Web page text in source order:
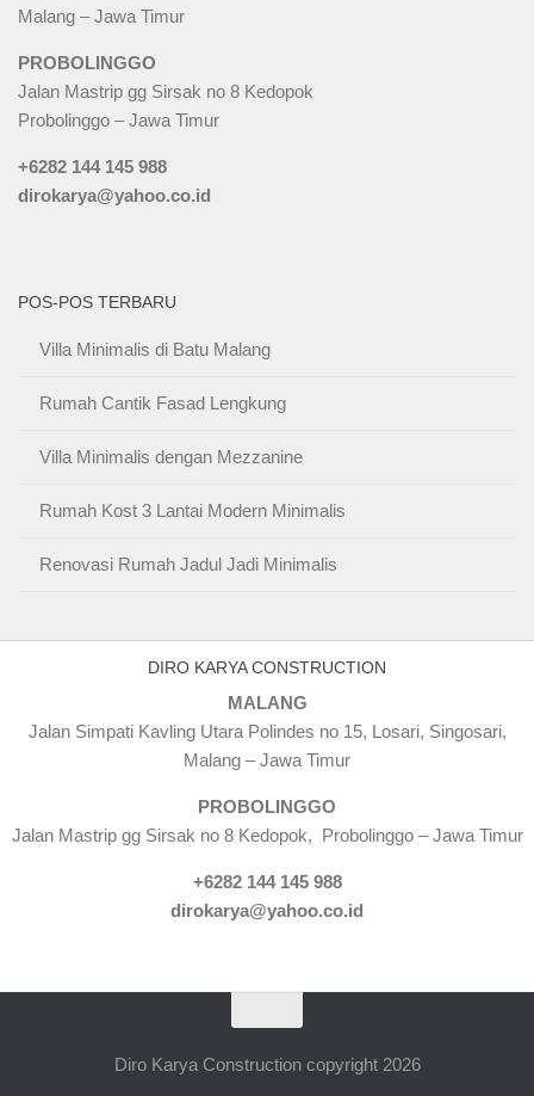
Malang – Jawa Timur
PROBOLINGGO
Jalan Mastrip gg Sirsak no 8 Kedopok
Probolinggo – Jawa Timur
+6282 144 145 988
dirokarya@yahoo.co.id
POS-POS TERBARU
Villa Minimalis di Batu Malang
Rumah Cantik Fasad Lengkung
Villa Minimalis dengan Mezzanine
Rumah Kost 3 Lantai Modern Minimalis
Renovasi Rumah Jadul Jadi Minimalis
DIRO KARYA CONSTRUCTION
MALANG
Jalan Simpati Kavling Utara Polindes no 15, Losari, Singosari,
Malang – Jawa Timur
PROBOLINGGO
Jalan Mastrip gg Sirsak no 8 Kedopok, Probolinggo – Jawa Timur
+6282 144 145 988
dirokarya@yahoo.co.id
Diro Karya Construction copyright 2026